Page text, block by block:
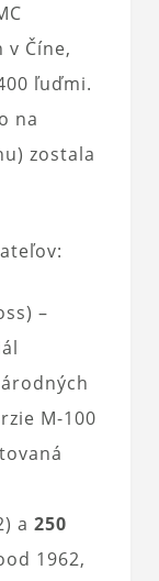
Číne,
ľuďmi.
na
zostala
–
M-100
a 250
1962,